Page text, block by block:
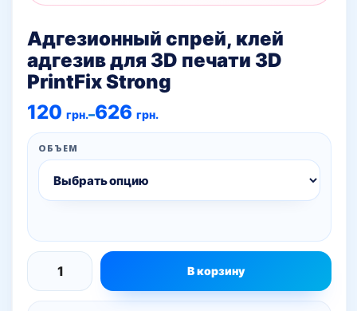
Адгезионный спрей, клей
адгезив для 3D печати 3D
PrintFix Strong
120 грн.–626 грн.
Диапазон
цен:
120 грн.
626 грн.
ОБЪЕМ
Количество
товара
В корзину